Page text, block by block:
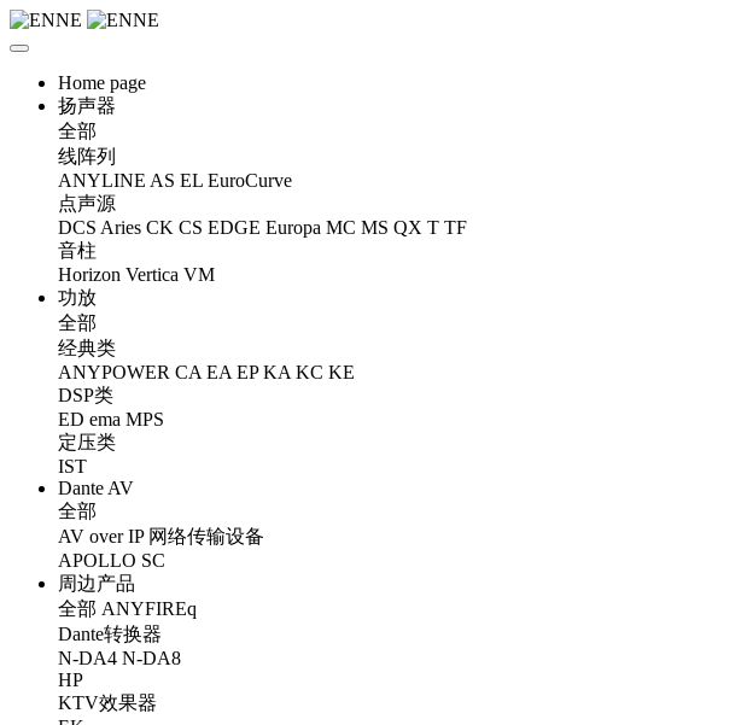
Home page
扬声器
全部
线阵列
ANYLINE AS EL EuroCurve
点声源
DCS Aries CK CS EDGE Europa MC MS QX T TF
音柱
Horizon Vertica VM
功放
全部
经典类
ANYPOWER CA EA EP KA KC KE
DSP类
ED ema MPS
定压类
IST
Dante AV
全部
AV over IP 网络传输设备
APOLLO SC
周边产品
全部 ANYFIREq
Dante转换器
N-DA4 N-DA8
HP
KTV效果器